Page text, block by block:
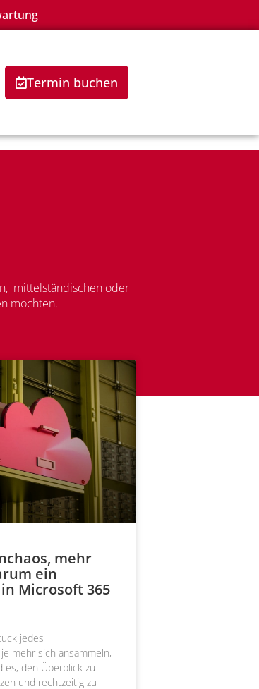
Termin buchen
mittelständischen oder
möchten.
mehr
ein
Microsoft 365
jedes
mehr sich ansammeln,
es, den Überblick zu
und rechtzeitig zu